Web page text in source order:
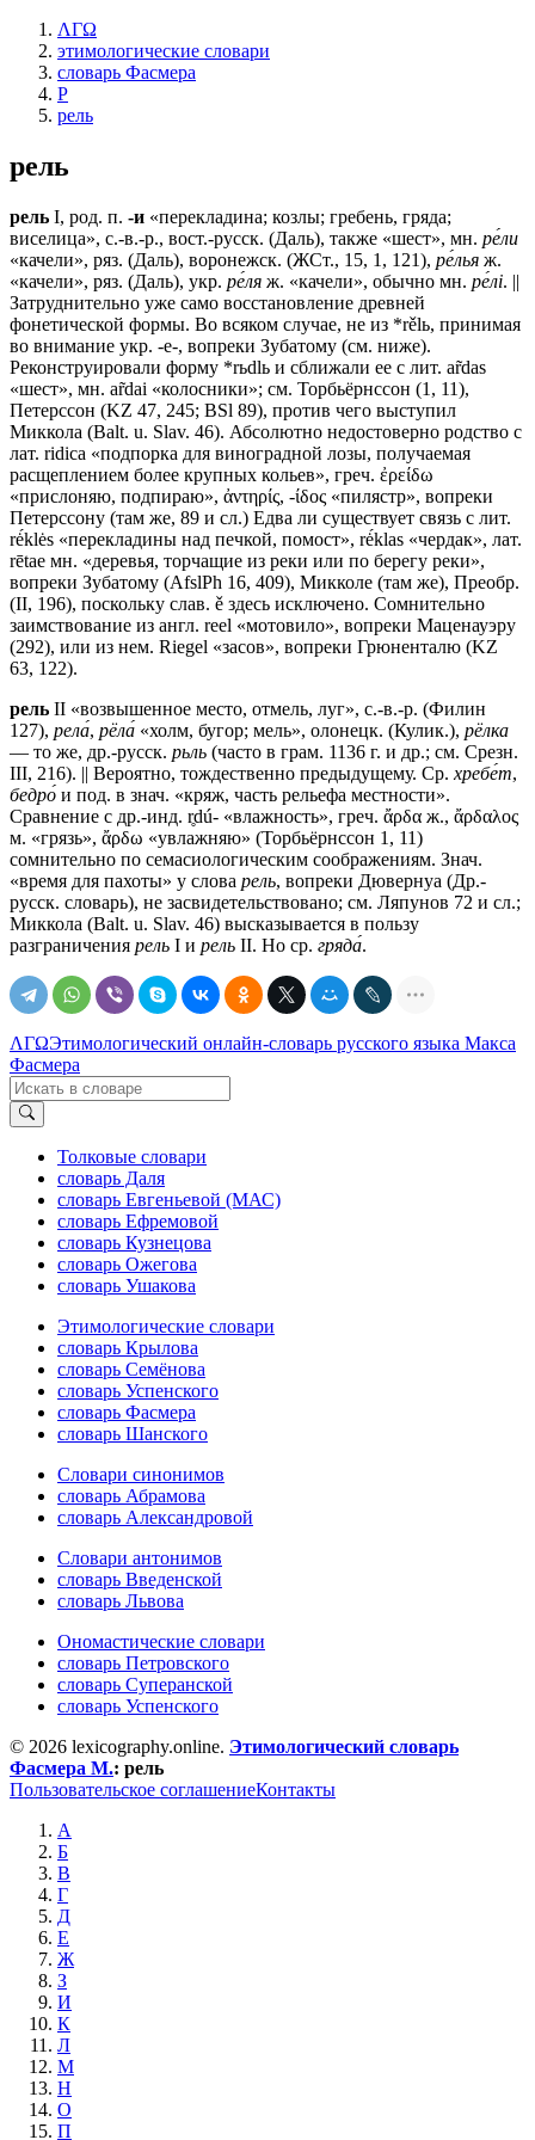
ΛΓΩ
этимологические словари
словарь Фасмера
Р
рель
рель
рель I, род. п. -и «перекладина; козлы; гребень, гряда;
виселица», с.-в.-р., вост.-русск. (Даль), также «шест», мн. ре́ли
«качели», ряз. (Даль), воронежск. (ЖСт., 15, 1, 121), ре́лья ж.
«качели», ряз. (Даль), укр. ре́ля ж. «качели», обычно мн. ре́лi. ||
Затруднительно уже само восстановление древней
фонетической формы. Во всяком случае, не из *rělь, принимая
во внимание укр. -е-, вопреки Зубатому (см. ниже).
Реконструировали форму *rьdlь и сближали ее с лит. аr̃dаs
«шест», мн. аr̃dаi «колосники»; см. Торбьёрнссон (1, 11),
Петерссон (KZ 47, 245; ВSl 89), против чего выступил
Миккола (Ваlt. u. Slav. 46). Абсолютно недостоверно родство с
лат. ridica «подпорка для виноградной лозы, получаемая
расщеплением более крупных кольев», греч. ἐρείδω
«прислоняю, подпираю», ἀντηρίς, -ίδος «пилястр», вопреки
Петерссону (там же, 89 и сл.) Едва ли существует связь с лит.
rė́klės «перекладины над печкой, помост», rė́klas «чердак», лат.
rētae мн. «деревья, торчащие из реки или по берегу реки»,
вопреки Зубатому (AfslPh 16, 409), Микколе (там же), Преобр.
(II, 196), поскольку слав. ě здесь исключено. Сомнительно
заимствование из англ. rееl «мотовило», вопреки Маценауэру
(292), или из нем. Riegel «засов», вопреки Грюненталю (KZ
63, 122).
рель II «возвышенное место, отмель, луг», с.-в.-р. (Филин
127), рела́, рёла́ «холм, бугор; мель», олонецк. (Кулик.), рёлка
— то же, др.-русск. рьль (часто в грам. 1136 г. и др.; см. Срезн.
III, 216). || Вероятно, тождественно предыдущему. Ср. хребе́т,
бедро́ и под. в знач. «кряж, часть рельефа местности».
Сравнение с др.-инд. r̥dú- «влажность», греч. ἄρδα ж., ἄρδαλος
м. «грязь», ἄρδω «увлажняю» (Торбьёрнссон 1, 11)
сомнительно по семасиологическим соображениям. Знач.
«время для пахоты» у слова рель, вопреки Дювернуа (Др.-
русск. словарь), не засвидетельствовано; см. Ляпунов 72 и сл.;
Миккола (Ваlt. u. Slav. 46) высказывается в пользу
разграничения рель I и рель II. Но ср. гряда́.
ΛΓΩЭтимологический онлайн-словарь русского языка Макса
Фасмера
Толковые словари
словарь Даля
словарь Евгеньевой (МАС)
словарь Ефремовой
словарь Кузнецова
словарь Ожегова
словарь Ушакова
Этимологические словари
словарь Крылова
словарь Семёнова
словарь Успенского
словарь Фасмера
словарь Шанского
Словари синонимов
словарь Абрамова
словарь Александровой
Словари антонимов
словарь Введенской
словарь Львова
Ономастические словари
словарь Петровского
словарь Суперанской
словарь Успенского
© 2026 lexicography.online. Этимологический словарь
Фасмера М.: рель
Пользовательское соглашениеКонтакты
А
Б
В
Г
Д
Е
Ж
З
И
К
Л
М
Н
О
П